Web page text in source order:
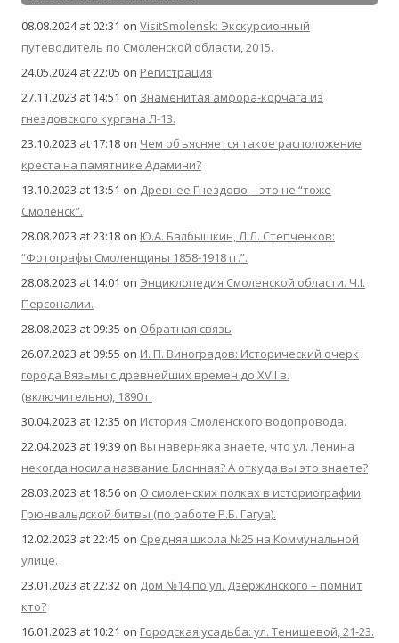
08.08.2024 at 02:31 on VisitSmolensk: Экскурсионный
путеводитель по Смоленской области, 2015.
24.05.2024 at 22:05 on Регистрация
27.11.2023 at 14:51 on Знаменитая амфора-корчага из
гнездовского кургана Л-13.
23.10.2023 at 17:18 on Чем объясняется такое расположение
креста на памятнике Адамини?
13.10.2023 at 13:51 on Древнее Гнездово – это не “тоже
Смоленск”.
28.08.2023 at 23:18 on Ю.А. Балбышкин, Л.Л. Степченков:
“Фотографы Смоленщины 1858-1918 гг.”.
28.08.2023 at 14:01 on Энциклопедия Смоленской области. Ч.I.
Персоналии.
28.08.2023 at 09:35 on Обратная связь
26.07.2023 at 09:55 on И. П. Виноградов: Исторический очерк
города Вязьмы с древнейших времен до XVII в.
(включительно), 1890 г.
30.04.2023 at 12:35 on История Смоленского водопровода.
22.04.2023 at 19:39 on Вы наверняка знаете, что ул. Ленина
некогда носила название Блонная? А откуда вы это знаете?
28.03.2023 at 18:56 on О смоленских полках в историографии
Грюнвальдской битвы (по работе Р.Б. Гагуа).
12.02.2023 at 22:45 on Средняя школа №25 на Коммунальной
улице.
23.01.2023 at 22:32 on Дом №14 по ул. Дзержинского – помнит
кто?
16.01.2023 at 10:21 on Городская усадьба: ул. Тенишевой, 21-23.